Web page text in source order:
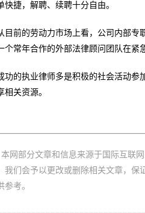
快捷，解聘、续聘十分自由。
目前的劳动力市场上看，公司内部
个常年合作的外部法律顾问团队在紧
功的执业律师多是积极的社会活动
相关资源。
本网部分文章和信息来源于国际互联
我们会予以更改或删除相关文章，
考。